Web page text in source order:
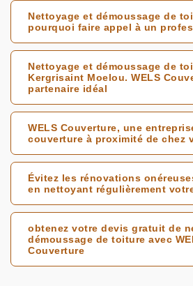
Nettoyage et démoussage de
pourquoi faire appel à un
Nettoyage et démoussage de
Kergrisaint Moelou. WELS
partenaire idéal
WELS Couverture, une
couverture à proximité de chez
Évitez les rénovations
en nettoyant régulièrement
obtenez votre devis gratuit de
démoussage de toiture avec
Couverture